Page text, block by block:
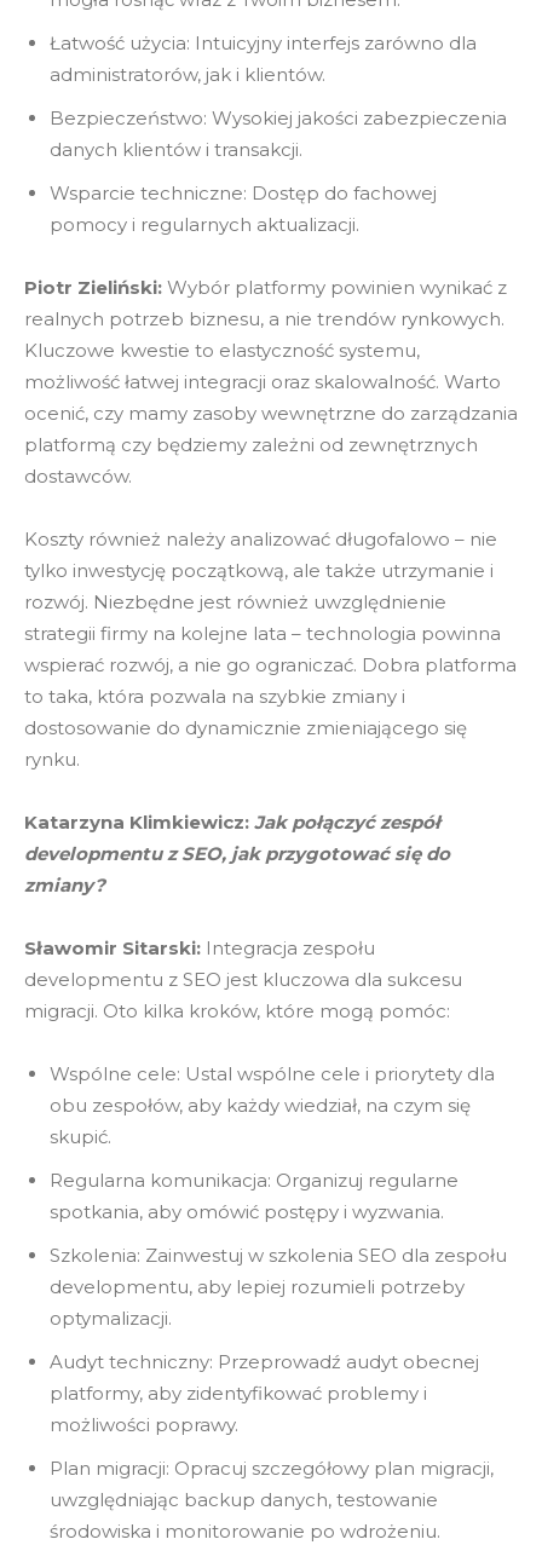
Łatwość użycia: Intuicyjny interfejs zarówno dla
administratorów, jak i klientów.
Bezpieczeństwo: Wysokiej jakości zabezpieczenia
danych klientów i transakcji.
Wsparcie techniczne: Dostęp do fachowej
pomocy i regularnych aktualizacji.
Piotr Zieliński: Wybór platformy powinien wynikać z
realnych potrzeb biznesu, a nie trendów rynkowych.
Kluczowe kwestie to elastyczność systemu,
możliwość łatwej integracji oraz skalowalność. Warto
ocenić, czy mamy zasoby wewnętrzne do zarządzania
platformą czy będziemy zależni od zewnętrznych
dostawców.
Koszty również należy analizować długofalowo – nie
tylko inwestycję początkową, ale także utrzymanie i
rozwój. Niezbędne jest również uwzględnienie
strategii firmy na kolejne lata – technologia powinna
wspierać rozwój, a nie go ograniczać. Dobra platforma
to taka, która pozwala na szybkie zmiany i
dostosowanie do dynamicznie zmieniającego się
rynku.
Katarzyna Klimkiewicz: Jak połączyć zespół
developmentu z SEO, jak przygotować się do
zmiany?
Sławomir Sitarski: Integracja zespołu
developmentu z SEO jest kluczowa dla sukcesu
migracji. Oto kilka kroków, które mogą pomóc:
Wspólne cele: Ustal wspólne cele i priorytety dla
obu zespołów, aby każdy wiedział, na czym się
skupić.
Regularna komunikacja: Organizuj regularne
spotkania, aby omówić postępy i wyzwania.
Szkolenia: Zainwestuj w szkolenia SEO dla zespołu
developmentu, aby lepiej rozumieli potrzeby
optymalizacji.
Audyt techniczny: Przeprowadź audyt obecnej
platformy, aby zidentyfikować problemy i
możliwości poprawy.
Plan migracji: Opracuj szczegółowy plan migracji,
uwzględniając backup danych, testowanie
środowiska i monitorowanie po wdrożeniu.